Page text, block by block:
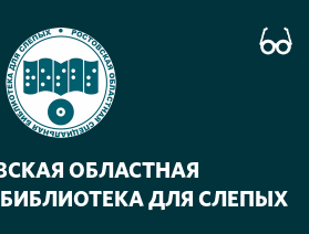
ОБЛАСТНАЯ
ДЛЯ СЛЕПЫХ